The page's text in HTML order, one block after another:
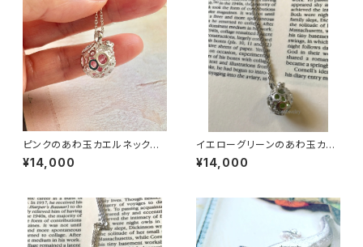
ピンクのあわ玉カエルネックレ
ス
¥14,000
イエローグリーンのあわ玉カエ
ルネックレス
¥14,000